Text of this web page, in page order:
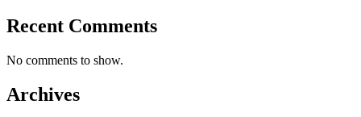
Recent Comments
No comments to show.
Archives